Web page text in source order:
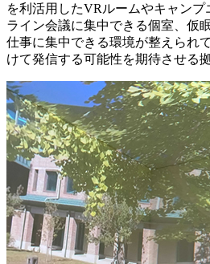
を利活用したVRルームやキャン
ライン会議に集中できる個室、仮
仕事に集中できる環境が整えられ
けて発信する可能性を期待させる